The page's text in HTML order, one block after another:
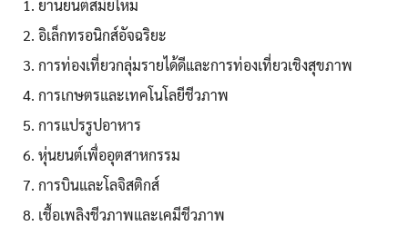
ยานยนต์สมัยใหม่
อิเล็กทรอนิกส์อัจฉริยะ
การท่องเที่ยวกลุ่มรายได้ดีและการท่องเที่ยวเชิงสุขภาพ
การเกษตรและเทคโนโลยีชีวภาพ
การแปรรูปอาหาร
หุ่นยนต์เพื่ออุตสาหกรรม
การบินและโลจิสติกส์
เชื้อเพลิงชีวภาพและเคมีชีวภาพ